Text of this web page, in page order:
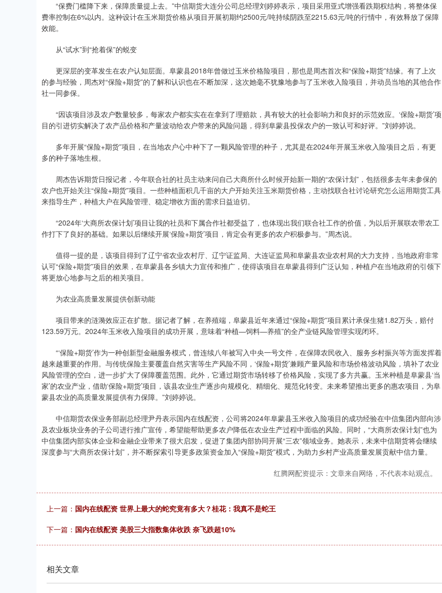
“保费门槛降下来，保障质量提上去。”中信期货大连分公司总经理刘婷婷表示，项目采用亚式增强看跌期权结构，将整体保
费率控制在6%以内。这种设计在玉米期货价格从项目开展初期约2500元/吨持续阴跌至2215.63元/吨的行情中，有效释放了保障
效能。
从“试水”到“抢着保”的蜕变
更深层的变革发生在农户认知层面。阜蒙县2018年曾做过玉米价格险项目，那也是周杰首次和“保险+期货”结缘。有了上次
的参与经验，周杰对“保险+期货”的了解和认识也在不断加深，这次她毫不犹豫地参与了玉米收入险项目，并动员当地的其他合作
社一同参保。
“因该项目涉及农户数量较多，每家农户都实实在在拿到了理赔款，具有较大的社会影响力和良好的示范效应。‘保险+期货’项
目的引进切实解决了农产品价格和产量波动给农户带来的风险问题，得到阜蒙县投保农户的一致认可和好评。”刘婷婷说。
多年开展“保险+期货”项目，在当地农户心中种下了一颗风险管理的种子，尤其是在2024年开展玉米收入险项目之后，有更
多的种子落地生根。
周杰告诉期货日报记者，今年联合社的社员主动来问自己大商所什么时候开始新一期的“农保计划”，包括很多去年未参保的
农户也开始关注“保险+期货”项目。一些种植面积几千亩的大户开始关注玉米期货价格，主动找联合社讨论研究怎么运用期货工具
来指导生产，种植大户在风险管理、稳定增收方面的需求日益迫切。
“2024年‘大商所农保计划’项目让我的社员和下属合作社都受益了，也体现出我们联合社工作的价值，为以后开展联农带农工
作打下了良好的基础。如果以后继续开展‘保险+期货’项目，肯定会有更多的农户积极参与。”周杰说。
值得一提的是，该项目得到了辽宁省农业农村厅、辽宁证监局、大连证监局和阜蒙县农业农村局的大力支持，当地政府非常
认可“保险+期货”项目的效果，在阜蒙县各乡镇大力宣传和推广，使得该项目在阜蒙县得到广泛认知，种植户在当地政府的引领下
将更放心地参与之后的相关项目。
为农业高质量发展提供创新动能
项目带来的涟漪效应正在扩散。据记者了解，在养殖端，阜蒙县近年来通过“保险+期货”项目累计承保生猪1.82万头，赔付
123.59万元。2024年玉米收入险项目的成功开展，意味着“种植—饲料—养殖”的全产业链风险管理实现闭环。
“‘保险+期货’作为一种创新型金融服务模式，曾连续八年被写入中央一号文件，在保障农民收入、服务乡村振兴等方面发挥着
越来越重要的作用。与传统保险主要覆盖自然灾害等生产风险不同，‘保险+期货’兼顾产量风险和市场价格波动风险，填补了农业
风险管理的空白，进一步扩大了保障覆盖范围。此外，它通过期货市场转移了价格风险，实现了多方共赢。玉米种植是阜蒙县‘当
家’的农业产业，借助‘保险+期货’项目，该县农业生产逐步向规模化、精细化、规范化转变。未来希望推出更多的惠农项目，为阜
蒙县农业的高质量发展提供有力保障。”刘婷婷说。
中信期货农保业务部副总经理尹丹表示国内在线配资，公司将2024年阜蒙县玉米收入险项目的成功经验在中信集团内部向涉
及农业板块业务的子公司进行推广宣传，希望能帮助更多农户降低在农业生产过程中面临的风险。同时，“大商所农保计划”也为
中信集团内部实体企业和金融企业带来了很大启发，促进了集团内部协同开展“三农”领域业务。她表示，未来中信期货将会继续
深度参与“大商所农保计划”，并不断探索引导更多政策资金加入“保险+期货”模式，为助力乡村产业高质量发展贡献中信力量。
红腾网配资提示：文章来自网络，不代表本站观点。
上一篇： 国内在线配资 世界上最大的蛇究竟有多大？桂花：我真不是蛇王
下一篇： 国内在线配资 美股三大指数集体收跌 奈飞跌超10%
相关文章